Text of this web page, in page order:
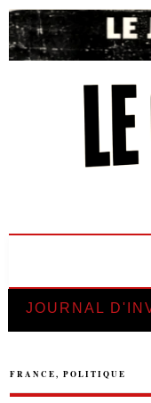
JOURNAL
FRANCE, POLITIQUE